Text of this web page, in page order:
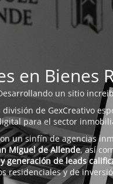
en Bienes
un sitio
de GexCreativo
para el sector
un sinfín de agencias
Miguel de Allende, así
generación de leads
residenciales y de